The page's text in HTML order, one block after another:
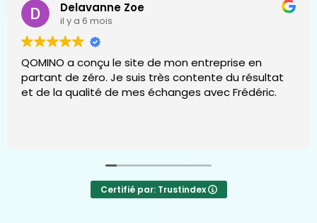
Delavanne Zoe
il y a 6 mois
QOMINO a conçu le site de mon entreprise en
partant de zéro. Je suis très contente du résultat
et de la qualité de mes échanges avec Frédéric.
Certifié par: Trustindex